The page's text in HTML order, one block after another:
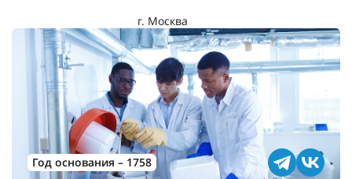
г. Москва
Год основания – 1758